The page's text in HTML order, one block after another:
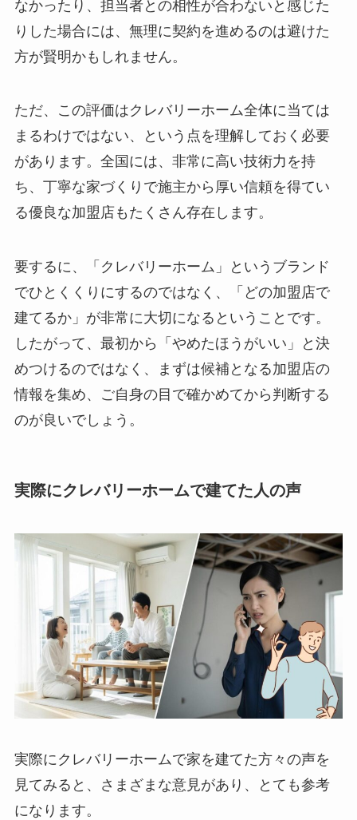
なかったり、担当者との相性が合わないと感じた
りした場合には、無理に契約を進めるのは避けた
方が賢明かもしれません。
ただ、この評価はクレバリーホーム全体に当ては
まるわけではない、という点を理解しておく必要
があります。全国には、非常に高い技術力を持
ち、丁寧な家づくりで施主から厚い信頼を得てい
る優良な加盟店もたくさん存在します。
要するに、「クレバリーホーム」というブランド
でひとくくりにするのではなく、「どの加盟店で
建てるか」が非常に大切になるということです。
したがって、最初から「やめたほうがいい」と決
めつけるのではなく、まずは候補となる加盟店の
情報を集め、ご自身の目で確かめてから判断する
のが良いでしょう。
実際にクレバリーホームで建てた人の声
実際にクレバリーホームで家を建てた方々の声を
見てみると、さまざまな意見があり、とても参考
になります。